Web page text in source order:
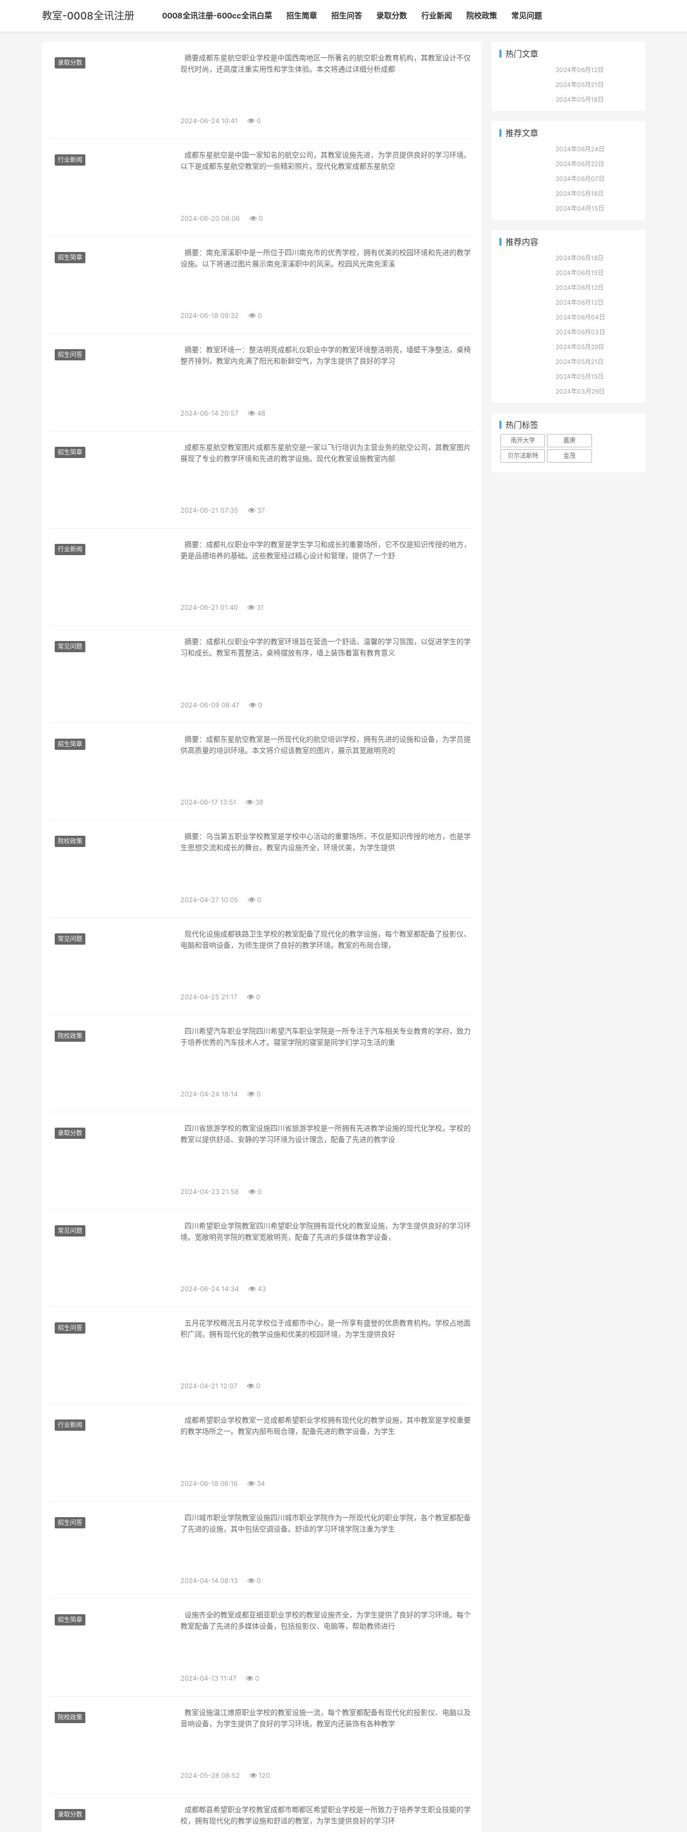
教室-0008全讯注册 0008全讯注册-600cc全讯白菜 招生简章 招生问答 录取分数 行业新闻 院校政策 常见问题
录取分数
现代时尚，还高度注重实用性和学生体验。本文将通过详细分析成都
2024-06-24 10:41 0
行业新闻
以下是成都东星航空教室的一些精彩照片。现代化教室成都东星航空
2024-06-20 08:06 0
招生简章
设施。以下将通过图片展示南充潆溪职中的风采。校园风光南充潆溪
2024-06-18 09:32 0
招生问答
整齐排列，教室内充满了阳光和新鲜空气，为学生提供了良好的学习
2024-06-14 20:57 48
招生简章
展现了专业的教学环境和先进的教学设施。现代化教室设施教室内部
2024-06-21 07:35 37
行业新闻
更是品德培养的基础。这些教室经过精心设计和管理，提供了一个舒
2024-06-21 01:40 31
常见问题
习和成长。教室布置整洁，桌椅摆放有序，墙上装饰着富有教育意义
2024-06-09 08:47 0
招生简章
供高质量的培训环境。本文将介绍该教室的图片，展示其宽敞明亮的
2024-06-17 13:51 38
院校政策
生思想交流和成长的舞台。教室内设施齐全，环境优美，为学生提供
2024-04-27 10:05 0
常见问题
电脑和音响设备，为师生提供了良好的教学环境。教室的布局合理，
2024-04-25 21:17 0
院校政策
于培养优秀的汽车技术人才。寝室学院的寝室是同学们学习生活的重
2024-04-24 18:14 0
录取分数
教室以提供舒适、安静的学习环境为设计理念，配备了先进的教学设
2024-04-23 21:58 0
常见问题
境。宽敞明亮学院的教室宽敞明亮，配备了先进的多媒体教学设备，
2024-06-24 14:34 43
招生问答
积广阔，拥有现代化的教学设施和优美的校园环境，为学生提供良好
2024-04-21 12:07 0
行业新闻
的教学场所之一。教室内部布局合理，配备先进的教学设备，为学生
2024-06-18 06:16 34
招生问答
了先进的设施，其中包括空调设备。舒适的学习环境学院注重为学生
2024-04-14 08:13 0
招生简章
教室配备了先进的多媒体设备，包括投影仪、电脑等，帮助教师进行
2024-04-13 11:47 0
院校政策
音响设备，为学生提供了良好的学习环境。教室内还装饰有各种教学
2024-05-28 08:52 120
录取分数
校，拥有现代化的教学设施和舒适的教室，为学生提供良好的学习环
热门文章
2024年06月12日
2024年05月21日
2024年05月18日
推荐文章
2024年06月24日
2024年06月22日
2024年06月07日
2024年05月18日
2024年04月15日
推荐内容
2024年06月18日
2024年06月15日
2024年06月12日
2024年06月12日
2024年06月04日
2024年06月03日
2024年05月29日
2024年05月21日
2024年05月15日
2024年03月29日
热门标签
南开大学
嘉庚
贝尔法斯特
金茂